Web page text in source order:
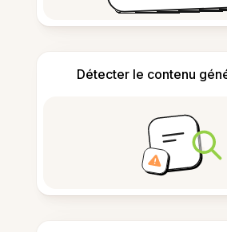
Détecter le contenu